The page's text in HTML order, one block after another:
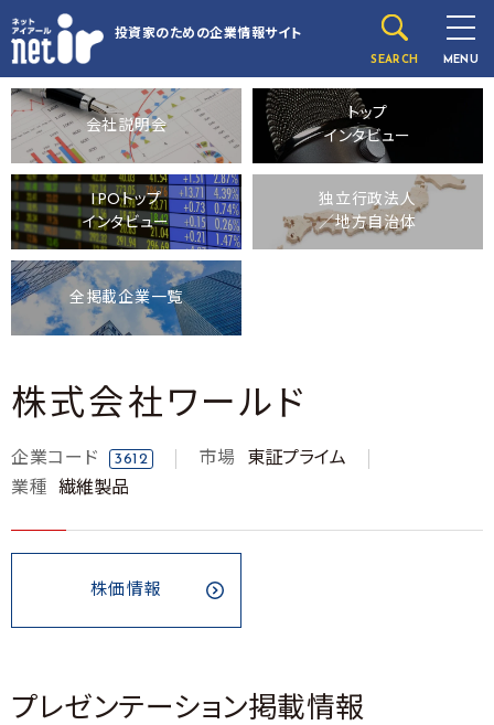
投資家のための企業情報サイト
SEARCH MENU
会社説明会
トップ
インタビュー
IPOトップ
インタビュー
独立行政法人
／地方自治体
全掲載企業一覧
株式会社ワールド
企業コード 3612 市場
東証プライム
業種
繊維製品
株価情報
プレゼンテーション掲載情報